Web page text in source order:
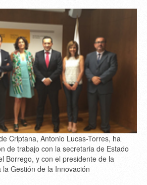
Criptana, Antonio Lucas-Torres, ha
de trabajo con la secretaria de Estado
Borrego, y con el presidente de la
Gestión de la Innovación